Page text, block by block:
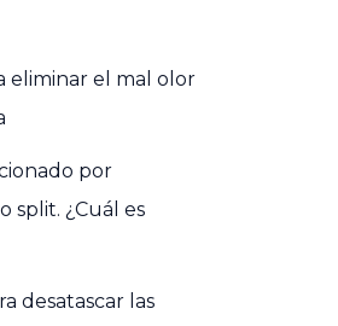
eliminar el mal olor
por
split. ¿Cuál es
desatascar las